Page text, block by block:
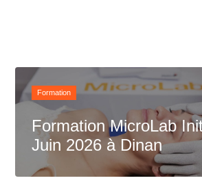
Formation
Formation MicroLab
Juin 2026 à Dinan